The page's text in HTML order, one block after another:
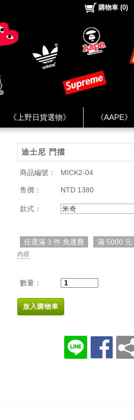
《上野日貨選物》 《AAPE》
★ ★ Facebook Group ★
購物車 (0)
迪士尼 門擋
商品編號： MICK2-04
售價： NTD 1380
款式： 米奇
任選滿 3 件 免運費 滿 5000 元
內容
數量：
放入購物車